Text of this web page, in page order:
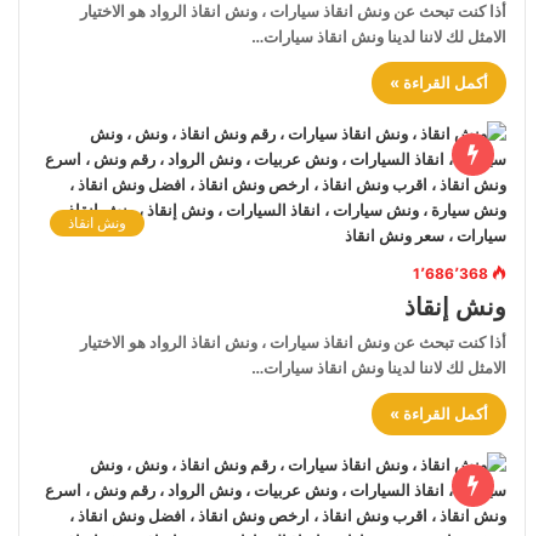
أذا كنت تبحث عن ونش انقاذ سيارات ، ونش انقاذ الرواد هو الاختيار
الامثل لك لاننا لدينا ونش انقاذ سيارات…
أكمل القراءة »
ونش انقاذ
1٬686٬368
ونش إنقاذ
أذا كنت تبحث عن ونش انقاذ سيارات ، ونش انقاذ الرواد هو الاختيار
الامثل لك لاننا لدينا ونش انقاذ سيارات…
أكمل القراءة »